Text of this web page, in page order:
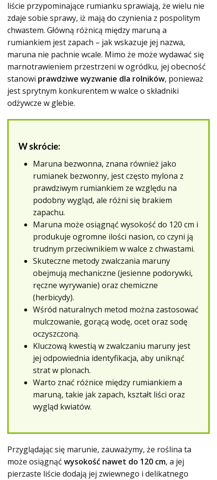
liście przypominające rumianku sprawiają, że wielu nie
zdaje sobie sprawy, iż mają do czynienia z pospolitym
chwastem. Główną różnicą między maruną a
rumiankiem jest zapach – jak wskazuje jej nazwa,
maruna nie pachnie wcale. Mimo że może wydawać się
marnotrawieniem przestrzeni w ogródku, jej obecność
stanowi prawdziwe wyzwanie dla rolników, ponieważ
jest sprytnym konkurentem w walce o składniki
odżywcze w glebie.
W skrócie:
Maruna bezwonna, znana również jako
rumianek bezwonny, jest często mylona z
prawdziwym rumiankiem ze względu na
podobny wygląd, ale różni się brakiem
zapachu.
Maruna może osiągnąć wysokość do 120 cm i
produkuje ogromne ilości nasion, co czyni ją
trudnym przeciwnikiem w walce z chwastami.
Skuteczne metody zwalczania maruny
obejmują mechaniczne (jesienne podorywki,
ręczne wyrywanie) oraz chemiczne
(herbicydy).
Wśród naturalnych metod można zastosować
mulczowanie, gorącą wodę, ocet oraz sodę
oczyszczoną.
Kluczową kwestią w zwalczaniu maruny jest
jej odpowiednia identyfikacja, aby uniknąć
strat w plonach.
Warto znać różnice między rumiankiem a
maruną, takie jak zapach, kształt liści oraz
wygląd kwiatów.
Przyglądając się marunie, zauważymy, że roślina ta
może osiągnąć wysokość nawet do 120 cm, a jej
pierzaste liście dodają jej zwiewnego i delikatnego